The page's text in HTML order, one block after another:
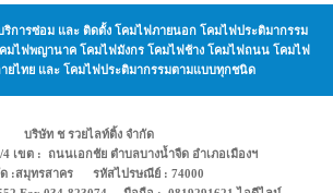
การซ่อม และ ติดตั้ง โคมไฟภายนอก โคมไฟประติมากรรม
มไฟพญานาค โคมไฟมังกร โคมไฟช้าง โคมไฟถนน โคมไฟ
ยไทย และ โคมไฟประติมากรรมตามแบบทุกชนิด
บริษัท ช รวยไลท์ติ้ง จำกัด
เขต : ถนนเอกชัย ตำบลบางน้ำจืด อำเภอเมืองฯ
ด :สมุทรสาคร รหัสไปรษณีย์ : 74000